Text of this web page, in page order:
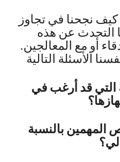
نجحنا في تجاوز
التحدث عن هذه
أو مع المعالجين.
الأسئلة التالية
قد أرغب في
بالنسبة
لي؟